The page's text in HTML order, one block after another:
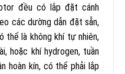
đều có lắp đặt cánh
các dường dẫn đặt sẵn,
thể là không khí tự nhiên,
hoặc khí hydrogen, tuần
hoàn kín, có thể phải lắp